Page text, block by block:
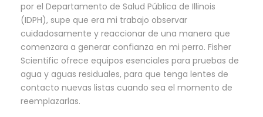
por el Departamento de Salud Pública de Illinois
(IDPH), supe que era mi trabajo observar
cuidadosamente y reaccionar de una manera que
comenzara a generar confianza en mi perro. Fisher
Scientific ofrece equipos esenciales para pruebas de
agua y aguas residuales, para que tenga lentes de
contacto nuevas listas cuando sea el momento de
reemplazarlas.